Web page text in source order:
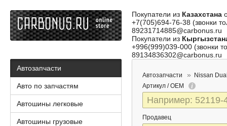
Покупатели из Казахстана
+7(705)694-76-38 (звонки
89231714885@carbonus.ru
Покупатели из
+996(999)039-000 (звонки
89134836302@carbonus.ru
Автозапчасти
Nissan
Артикул / OEM
Продавец
Автозапчасти
Авто по запчастям
Автошины легковые
Автошины грузовые